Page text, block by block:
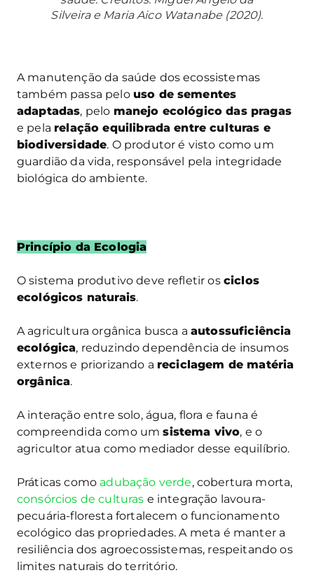
Silveira e Maria Aico Watanabe (2020).
A manutenção da saúde dos ecossistemas
também passa pelo uso de sementes
adaptadas, pelo manejo ecológico das pragas
e pela relação equilibrada entre culturas e
biodiversidade. O produtor é visto como um
guardião da vida, responsável pela integridade
biológica do ambiente.
Princípio da Ecologia
O sistema produtivo deve refletir os ciclos
ecológicos naturais.
A agricultura orgânica busca a autossuficiência
ecológica, reduzindo dependência de insumos
externos e priorizando a reciclagem de matéria
orgânica.
A interação entre solo, água, flora e fauna é
compreendida como umsistema vivo, e o
agricultor atua como mediador desse equilíbrio.
Práticas como adubação verde, cobertura morta,
consórcios de culturas e integração lavoura-
pecuária-floresta fortalecem o funcionamento
ecológico das propriedades. A meta é manter a
resiliência dos agroecossistemas, respeitando os
limites naturais do território.